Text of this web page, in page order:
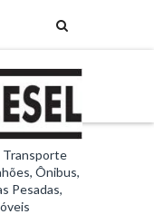
Transporte
Ônibus,
Pesadas,